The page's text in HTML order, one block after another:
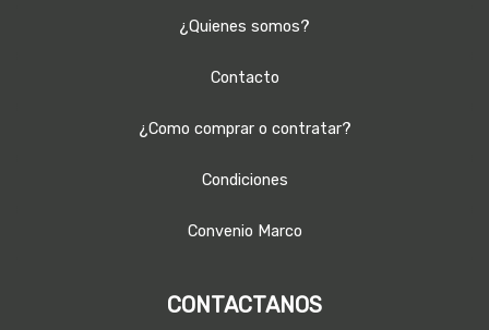
¿Quienes somos?
Contacto
¿Como comprar o contratar?
Condiciones
Convenio Marco
CONTACTANOS